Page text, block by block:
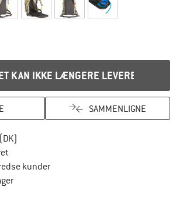
KAN IKKE LÆNGERE LEVERES
SAMMENLIGNE
kunder
Trustpilot-certificeret - oplysningerne får du